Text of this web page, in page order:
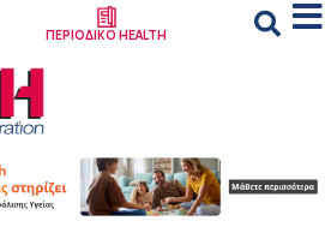
ΠΕΡΙΟΔΙΚΟ HEALTH